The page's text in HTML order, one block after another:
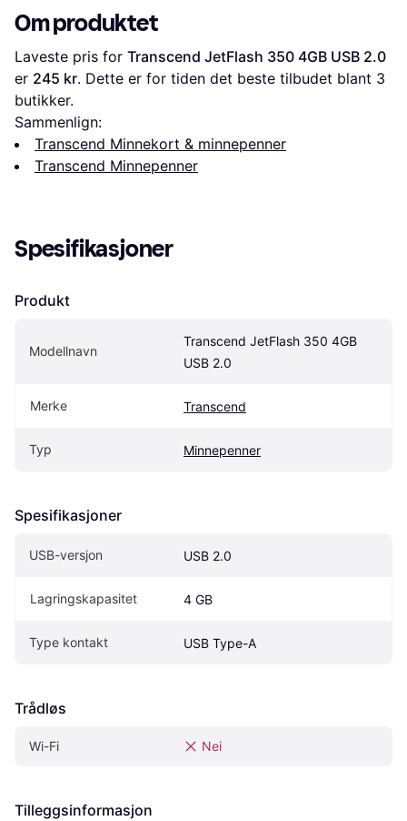
Om produktet
Laveste pris for Transcend JetFlash 350 4GB USB 2.0
er 245 kr. Dette er for tiden det beste tilbudet blant 3
butikker.
Sammenlign:
Transcend Minnekort & minnepenner
Transcend Minnepenner
Spesifikasjoner
Produkt
Modellnavn
Transcend JetFlash 350 4GB
USB 2.0
Merke Transcend
Typ Minnepenner
Spesifikasjoner
USB-versjon USB 2.0
Lagringskapasitet 4 GB
Type kontakt USB Type-A
Trådløs
Wi-Fi Nei
Tilleggsinformasjon